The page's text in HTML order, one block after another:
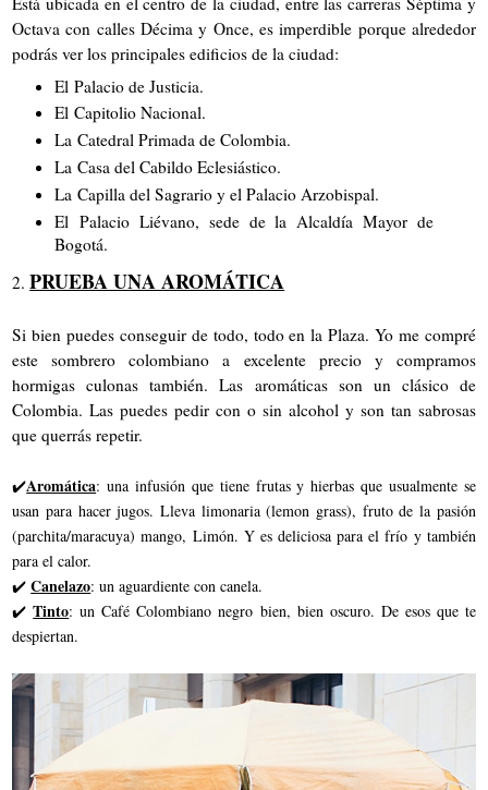
Octava con calles Décima y Once, es imperdible porque alrededor
podrás ver los principales edificios de la ciudad:
El Palacio de Justicia.
El Capitolio Nacional.
La Catedral Primada de Colombia.
La Casa del Cabildo Eclesiástico.
La Capilla del Sagrario y el Palacio Arzobispal.
El Palacio Liévano, sede de la Alcaldía Mayor de
Bogotá.
2.PRUEBA UNA AROMÁTICA
Si bien puedes conseguir de todo, todo en la Plaza. Yo me compré
este sombrero colombiano a excelente precio y compramos
hormigas culonas también. Las aromáticas son un clásico de
Colombia. Las puedes pedir con o sin alcohol y son tan sabrosas
que querrás repetir.
✔️Aromática: una infusión que tiene frutas y hierbas que usualmente se
usan para hacer jugos. Lleva limonaria (lemon grass), fruto de la pasión
(parchita/maracuya) mango, Limón. Y es deliciosa para el frío y también
para el calor.
✔️Canelazo: un aguardiente con canela.
✔️Tinto: un Café Colombiano negro bien, bien oscuro. De esos que te
despiertan.